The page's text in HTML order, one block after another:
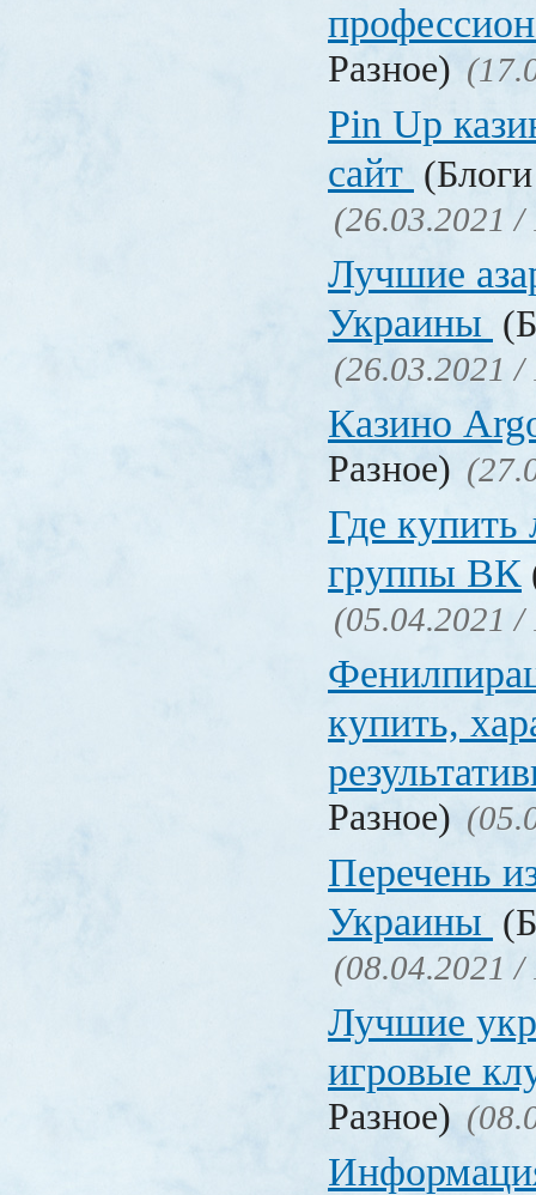
Разное)
Pin Up
сайт
(26.03.2021 /
Лучшие
Украины
(26.03.2021 /
Казино
Разное)
Где купить
группы ВК
(05.04.2021 /
купить,
Разное)
Перечень
Украины
(08.04.2021 /
Лучшие
игровые
Разное)